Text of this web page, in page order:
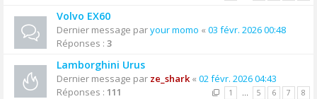
Volvo EX60
Dernier message paryour momo « 03 févr. 2026 00:48
Réponses : 3
Lamborghini Urus
Dernier message par ze_shark« 02 févr. 2026 04:43
Réponses : 111 1 … 5 6 7 8